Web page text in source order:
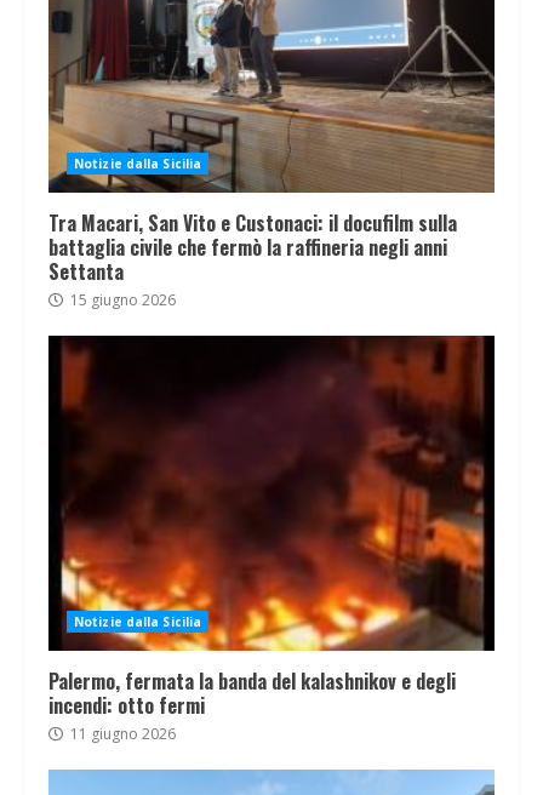
Notizie dalla Sicilia
Tra Macari, San Vito e Custonaci: il docufilm sulla
battaglia civile che fermò la raffineria negli anni
Settanta
15 giugno 2026
Notizie dalla Sicilia
Palermo, fermata la banda del kalashnikov e degli
incendi: otto fermi
11 giugno 2026